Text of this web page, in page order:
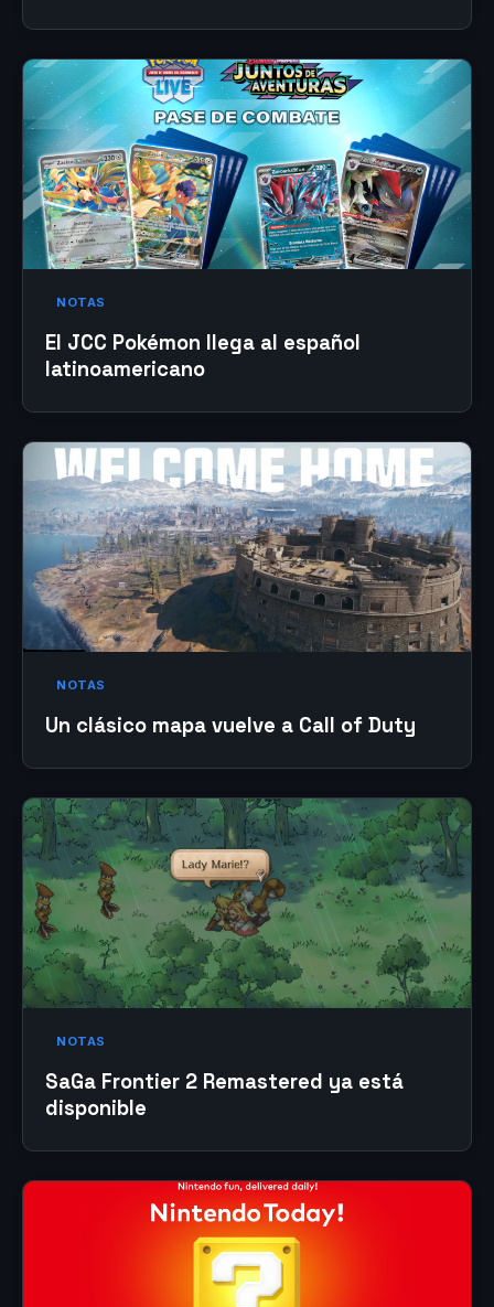
NOTAS
El JCC Pokémon llega al español
latinoamericano
NOTAS
Un clásico mapa vuelve a Call of Duty
NOTAS
SaGa Frontier 2 Remastered ya está
disponible